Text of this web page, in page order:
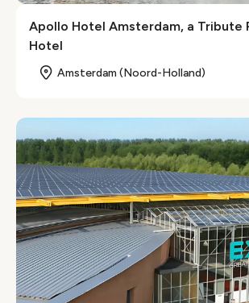
Apollo Hotel Amsterdam, a Tribute
Hotel
Amsterdam (Noord-Holland)